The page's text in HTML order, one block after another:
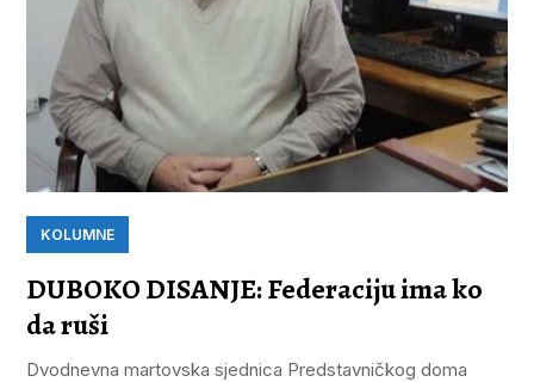
KOLUMNE
DUBOKO DISANJE: Federaciju ima ko
da ruši
Dvodnevna martovska sjednica Predstavničkog doma